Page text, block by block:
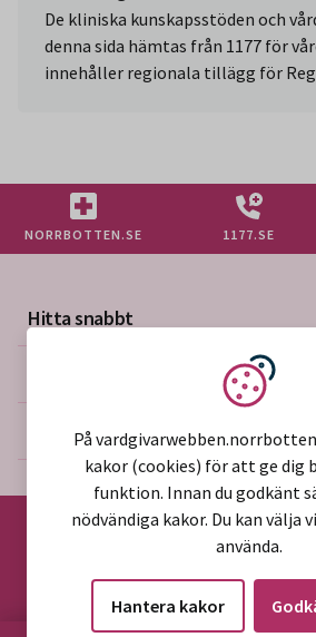
HITTA PÅ SIDAN
De kliniska kunskapsstöden och
denna sida hämtas från 1177 för
innehåller regionala tillägg för
NORRBOTTEN.SE 1177.SE
Hitta snabbt
Mer på vårdgivarwebben
Om webbplatsen
©2026 Region
Vi
På
kakor (cookies) för att ge dig
funktion. Innan du godkänt
nödvändiga kakor. Du kan välja
använda.
Hantera kakor